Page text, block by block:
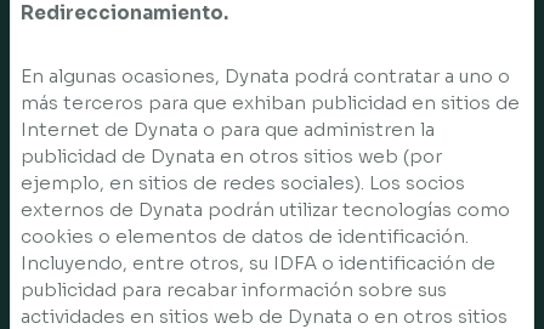
Redireccionamiento.
En algunas ocasiones, Dynata podrá contratar a uno o
más terceros para que exhiban publicidad en sitios de
Internet de Dynata o para que administren la
publicidad de Dynata en otros sitios web (por
ejemplo, en sitios de redes sociales). Los socios
externos de Dynata podrán utilizar tecnologías como
cookies o elementos de datos de identificación.
Incluyendo, entre otros, su IDFA o identificación de
publicidad para recabar información sobre sus
actividades en sitios web de Dynata o en otros sitios